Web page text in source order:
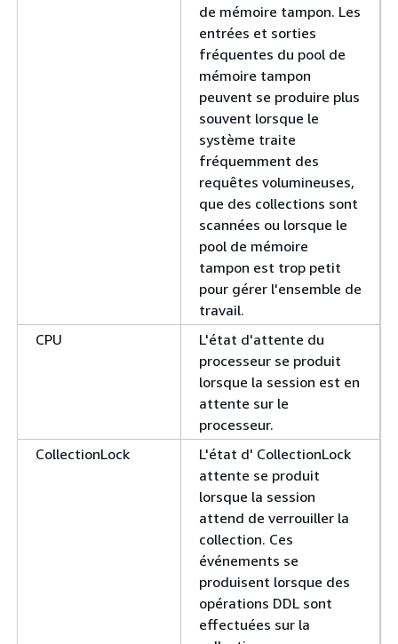
de mémoire tampon. Les
entrées et sorties
fréquentes du pool de
mémoire tampon
peuvent se produire plus
souvent lorsque le
système traite
fréquemment des
requêtes volumineuses,
que des collections sont
scannées ou lorsque le
pool de mémoire
tampon est trop petit
pour gérer l'ensemble de
travail.
CPU
L'état d'attente du
processeur se produit
lorsque la session est en
attente sur le
processeur.
CollectionLock
L'état d' CollectionLock
attente se produit
lorsque la session
attend de verrouiller la
collection. Ces
événements se
produisent lorsque des
opérations DDL sont
effectuées sur la